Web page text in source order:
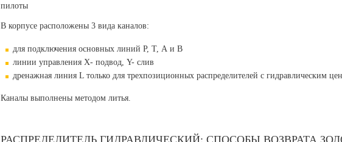
пилоты
В корпусе расположены 3 вида каналов:
для подключения основных линий Р, Т, А и В
линии управления Х- подвод, Y- слив
дренажная линия L только для трехпозиционных распределителей с гидравлическим
Каналы выполнены методом литья.
РАСПРЕДЕЛИТЕЛЬ ГИДРАВЛИЧЕСКИЙ: СПОСОБЫ ВОЗВРАТА